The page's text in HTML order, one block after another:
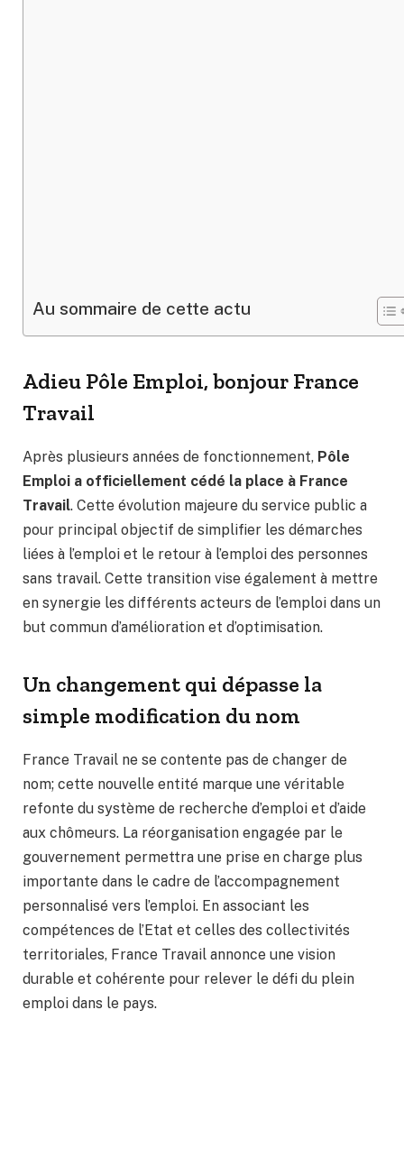
Au sommaire de cette actu
Adieu Pôle Emploi, bonjour France
Travail
Après plusieurs années de fonctionnement, Pôle
Emploi a officiellement cédé la place à France
Travail. Cette évolution majeure du service public a
pour principal objectif de simplifier les démarches
liées à l’emploi et le retour à l’emploi des personnes
sans travail. Cette transition vise également à mettre
en synergie les différents acteurs de l’emploi dans un
but commun d’amélioration et d’optimisation.
Un changement qui dépasse la
simple modification du nom
France Travail ne se contente pas de changer de
nom; cette nouvelle entité marque une véritable
refonte du système de recherche d’emploi et d’aide
aux chômeurs. La réorganisation engagée par le
gouvernement permettra une prise en charge plus
importante dans le cadre de l’accompagnement
personnalisé vers l’emploi. En associant les
compétences de l’Etat et celles des collectivités
territoriales, France Travail annonce une vision
durable et cohérente pour relever le défi du plein
emploi dans le pays.